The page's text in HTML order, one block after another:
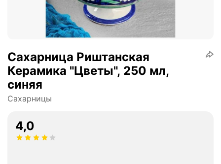
Сахарница Риштанская
Керамика "Цветы", 250 мл,
синяя
Сахарницы
4,0